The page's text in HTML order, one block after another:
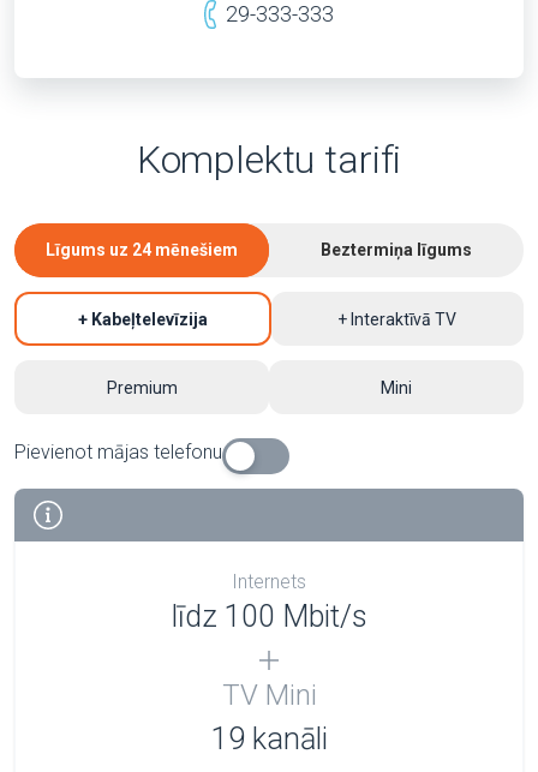
29-333-333
Komplektu tarifi
Līgums uz 24 mēnešiem Beztermiņa līgums
+ Kabeļtelevīzija + Interaktīvā TV
Premium Mini
Pievienot mājas telefonu
Internets
līdz 100 Mbit/s
TV Mini
19 kanāli